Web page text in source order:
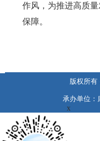
作风，为推进高质
保障。
版权所有
承办单位：
x